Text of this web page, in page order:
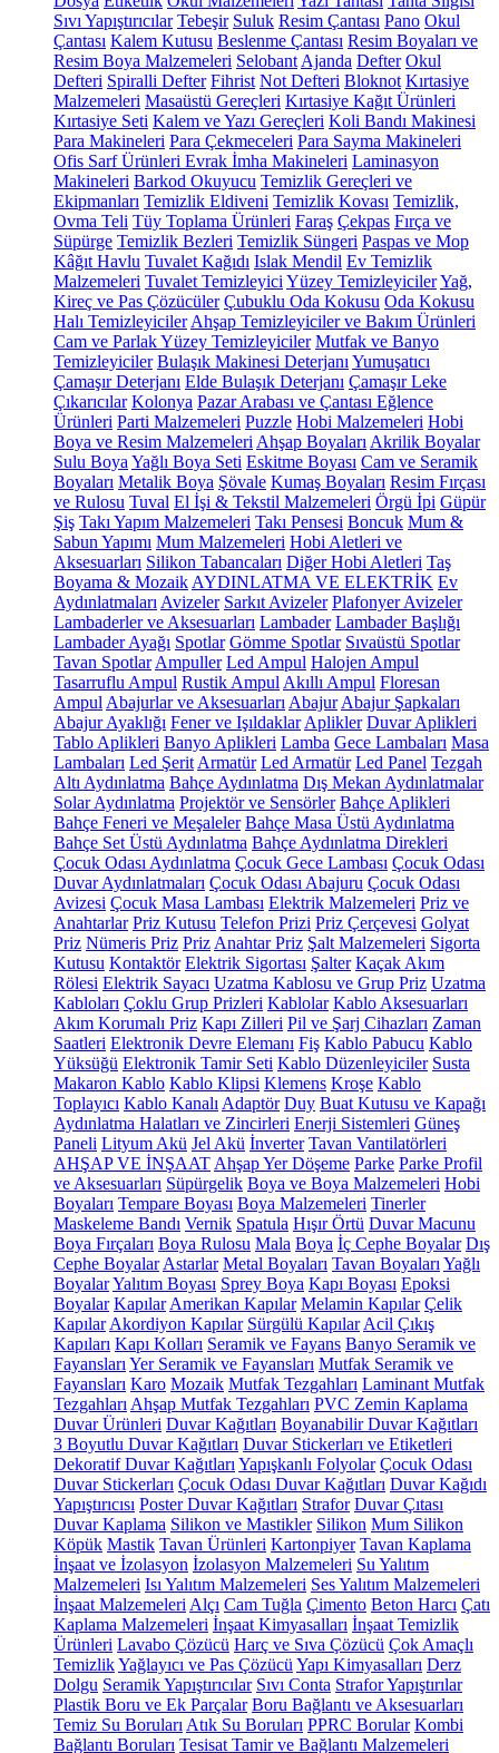
Sıvı Yapıştırıcılar Tebeşir Suluk Resim Çantası Pano Okul
Çantası Kalem Kutusu Beslenme Çantası Resim Boyaları ve
Resim Boya Malzemeleri Selobant Ajanda Defter Okul
Defteri Spiralli Defter Fihrist Not Defteri Bloknot Kırtasiye
Malzemeleri Masaüstü Gereçleri Kırtasiye Kağıt Ürünleri
Kırtasiye Seti Kalem ve Yazı Gereçleri Koli Bandı Makinesi
Para Makineleri Para Çekmeceleri Para Sayma Makineleri
Ofis Sarf Ürünleri Evrak İmha Makineleri Laminasyon
Makineleri Barkod Okuyucu Temizlik Gereçleri ve
Ekipmanları Temizlik Eldiveni Temizlik Kovası Temizlik,
Ovma Teli Tüy Toplama Ürünleri Faraş Çekpas Fırça ve
Süpürge Temizlik Bezleri Temizlik Süngeri Paspas ve Mop
Kâğıt Havlu Tuvalet Kağıdı Islak Mendil Ev Temizlik
Malzemeleri Tuvalet Temizleyici Yüzey TemizleyicilerYağ,
Kireç ve Pas Çözücüler Çubuklu Oda Kokusu Oda Kokusu
Halı Temizleyiciler Ahşap Temizleyiciler ve Bakım Ürünleri
Cam ve Parlak Yüzey Temizleyiciler Mutfak ve Banyo
Temizleyiciler Bulaşık Makinesi Deterjanı Yumuşatıcı
Çamaşır Deterjanı Elde Bulaşık Deterjanı Çamaşır Leke
Çıkarıcılar Kolonya Pazar Arabası ve Çantası Eğlence
Ürünleri Parti Malzemeleri Puzzle Hobi Malzemeleri Hobi
Boya ve Resim Malzemeleri Ahşap Boyaları Akrilik Boyalar
Sulu Boya Yağlı Boya Seti Eskitme Boyası Cam ve Seramik
Boyaları Metalik Boya Şövale Kumaş Boyaları Resim Fırçası
ve Rulosu Tuval El İşi & Tekstil Malzemeleri Örgü İpi Güpür
Şiş Takı Yapım Malzemeleri Takı Pensesi Boncuk Mum &
Sabun Yapımı Mum Malzemeleri Hobi Aletleri ve
Aksesuarları Silikon Tabancaları Diğer Hobi Aletleri Taş
Boyama & Mozaik AYDINLATMA VE ELEKTRİK Ev
Aydınlatmaları Avizeler Sarkıt Avizeler Plafonyer Avizeler
Lambaderler ve Aksesuarları Lambader Lambader Başlığı
Lambader Ayağı Spotlar Gömme Spotlar Sıvaüstü Spotlar
Tavan Spotlar Ampuller Led Ampul Halojen Ampul
Tasarruflu Ampul Rustik Ampul Akıllı Ampul Floresan
Ampul Abajurlar ve Aksesuarları Abajur Abajur Şapkaları
Abajur Ayaklığı Fener ve Işıldaklar Aplikler Duvar Aplikleri
Tablo Aplikleri Banyo Aplikleri Lamba Gece Lambaları Masa
Lambaları Led Şerit Armatür Led Armatür Led Panel Tezgah
Altı Aydınlatma Bahçe Aydınlatma Dış Mekan Aydınlatmalar
Solar Aydınlatma Projektör ve Sensörler Bahçe Aplikleri
Bahçe Feneri ve Meşaleler Bahçe Masa Üstü Aydınlatma
Bahçe Set Üstü Aydınlatma Bahçe Aydınlatma Direkleri
Çocuk Odası Aydınlatma Çocuk Gece Lambası Çocuk Odası
Duvar Aydınlatmaları Çocuk Odası Abajuru Çocuk Odası
Avizesi Çocuk Masa Lambası Elektrik Malzemeleri Priz ve
Anahtarlar Priz Kutusu Telefon Prizi Priz Çerçevesi Golyat
Priz Nümeris Priz Priz Anahtar Priz Şalt Malzemeleri Sigorta
Kutusu Kontaktör Elektrik Sigortası Şalter Kaçak Akım
Rölesi Elektrik Sayacı Uzatma Kablosu ve Grup Priz Uzatma
Kabloları Çoklu Grup Prizleri Kablolar Kablo Aksesuarları
Akım Korumalı Priz Kapı Zilleri Pil ve Şarj Cihazları Zaman
Saatleri Elektronik Devre Elemanı Fiş Kablo Pabucu Kablo
Yüksüğü Elektronik Tamir Seti Kablo Düzenleyiciler Susta
Makaron Kablo Kablo Klipsi Klemens Kroşe Kablo
Toplayıcı Kablo Kanalı Adaptör Duy Buat Kutusu ve Kapağı
Aydınlatma Halatları ve Zincirleri Enerji Sistemleri Güneş
Paneli Lityum Akü Jel Akü İnverter Tavan Vantilatörleri
AHŞAP VE İNŞAAT Ahşap Yer Döşeme Parke Parke Profil
ve Aksesuarları Süpürgelik Boya ve Boya Malzemeleri Hobi
Boyaları Tempare Boyası Boya Malzemeleri Tinerler
Maskeleme Bandı Vernik Spatula Hışır Örtü Duvar Macunu
Boya Fırçaları Boya Rulosu Mala Boya İç Cephe Boyalar Dış
Cephe Boyalar Astarlar Metal Boyaları Tavan Boyaları Yağlı
BoyalarYalıtım Boyası Sprey Boya Kapı Boyası Epoksi
Boyalar Kapılar Amerikan Kapılar Melamin Kapılar Çelik
Kapılar Akordiyon Kapılar Sürgülü Kapılar Acil Çıkış
Kapıları Kapı Kolları Seramik ve Fayans Banyo Seramik ve
Fayansları Yer Seramik ve Fayansları Mutfak Seramik ve
Fayansları Karo Mozaik Mutfak Tezgahları Laminant Mutfak
Tezgahları Ahşap Mutfak Tezgahları PVC Zemin Kaplama
Duvar Ürünleri Duvar Kağıtları Boyanabilir Duvar Kağıtları
3 Boyutlu Duvar Kağıtları Duvar Stickerları ve Etiketleri
Dekoratif Duvar Kağıtları Yapışkanlı Folyolar Çocuk Odası
Duvar Stickerları Çocuk Odası Duvar Kağıtları Duvar Kağıdı
Yapıştırıcısı Poster Duvar Kağıtları Strafor Duvar Çıtası
Duvar Kaplama Silikon ve Mastikler Silikon Mum Silikon
Köpük Mastik Tavan Ürünleri Kartonpiyer Tavan Kaplama
İnşaat ve İzolasyon İzolasyon Malzemeleri Su Yalıtım
Malzemeleri Isı Yalıtım Malzemeleri Ses Yalıtım Malzemeleri
İnşaat Malzemeleri Alçı Cam Tuğla Çimento Beton Harcı Çatı
Kaplama Malzemeleri İnşaat Kimyasalları İnşaat Temizlik
Ürünleri Lavabo Çözücü Harç ve Sıva Çözücü Çok Amaçlı
TemizlikYağlayıcı ve Pas Çözücü Yapı Kimyasalları Derz
Dolgu Seramik Yapıştırıcılar Sıvı Conta Strafor Yapıştırılar
Plastik Boru ve Ek Parçalar Boru Bağlantı ve Aksesuarları
Temiz Su Boruları Atık Su Boruları PPRC Borular Kombi
Bağlantı Boruları Tesisat Tamir ve Bağlantı Malzemeleri